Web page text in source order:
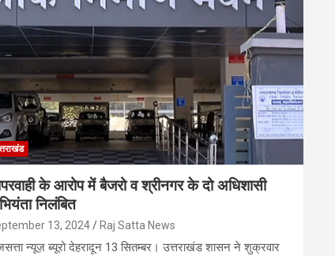
के आरोप में बैजरो व श्रीनगर के दो अधिशासी
निलंबित
13, 2024 Raj Satta News
न्यूज़ ब्यूरो देहरादून 13 सितम्बर। उत्तराखंड शासन ने शुक्रवार